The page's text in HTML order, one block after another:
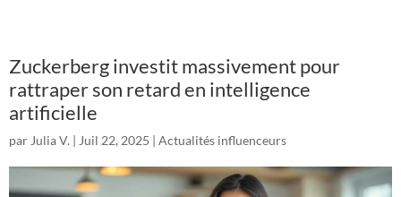
Zuckerberg investit massivement pour
rattraper son retard en intelligence
artificielle
par Julia V. | Juil 22, 2025 | Actualités influenceurs